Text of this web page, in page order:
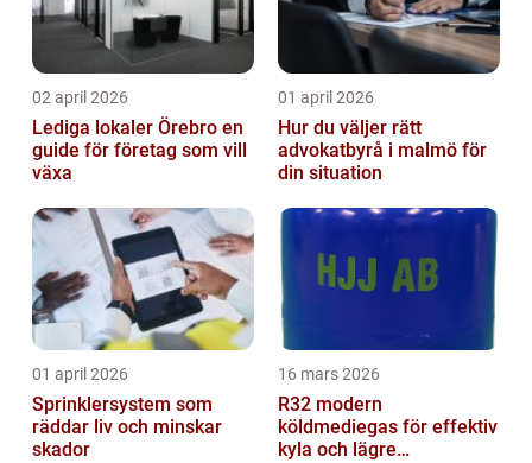
02 april 2026
Lediga lokaler Örebro en
guide för företag som vill
växa
01 april 2026
Hur du väljer rätt
advokatbyrå i malmö för
din situation
01 april 2026
Sprinklersystem som
räddar liv och minskar
skador
16 mars 2026
R32 modern
köldmediegas för effektiv
kyla och lägre